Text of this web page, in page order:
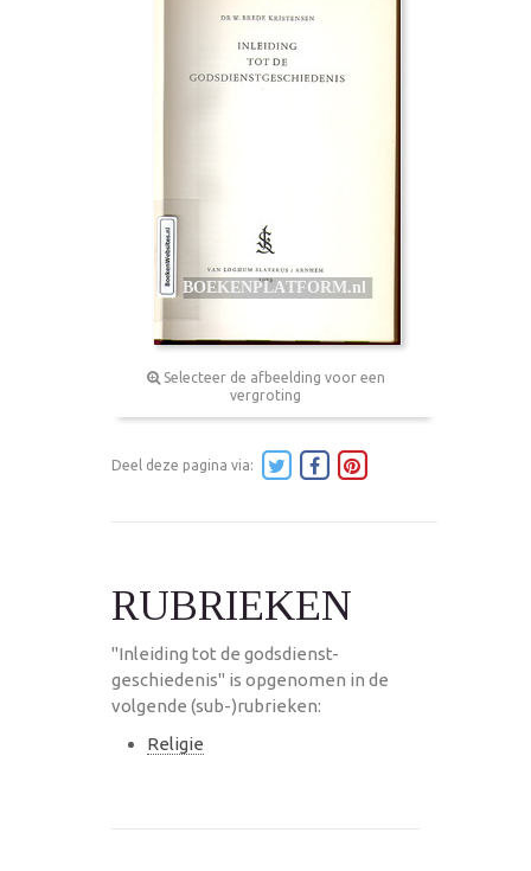
Selecteer de afbeelding voor een
vergroting
Deel deze pagina via:
RUBRIEKEN
"Inleiding tot de godsdienst-
geschiedenis" is opgenomen in de
volgende (sub-)rubrieken:
Religie